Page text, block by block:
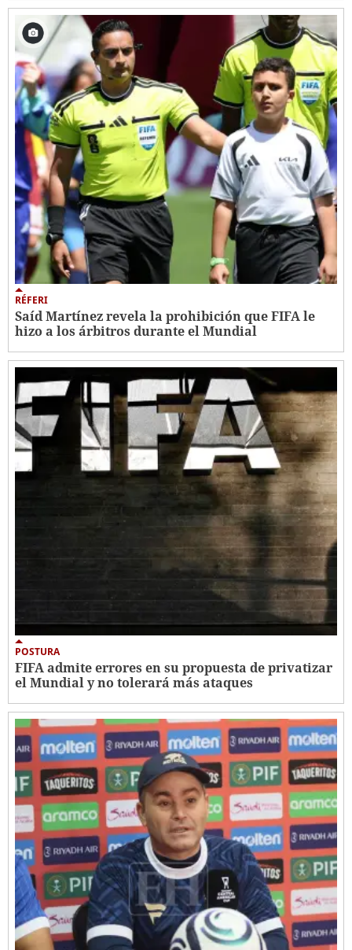
RÉFERI
Saíd Martínez revela la prohibición que FIFA le
hizo a los árbitros durante el Mundial
POSTURA
FIFA admite errores en su propuesta de privatizar
el Mundial y no tolerará más ataques